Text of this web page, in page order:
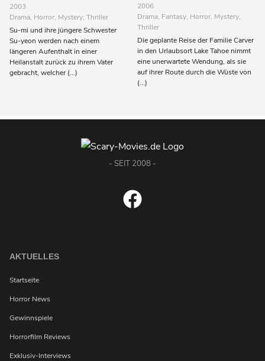
2003
Drama, Horror, Mystery, Thriller
Su-mi und ihre jüngere Schwester
Su-yeon werden nach einem
längeren Aufenthalt in einer
Heilanstalt zurück zu ihrem Vater
gebracht, welcher (...)
2006
Drama, Fantasy, Horror, Mystery,
Thriller
Die geplante Reise der Familie Carver
in den Urlaubsort Lake Tahoe nimmt
eine unerwartete Wendung, als sie
auf ihrer Route durch die Wüste von
(...)
- SEIT 2008 -
AKTUELLES
Startseite
Horror News
Gewinnspiele
Horrorfilm Reviews
Exklusiv-Interviews